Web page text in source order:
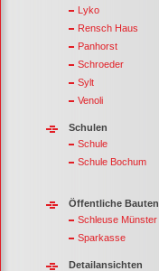
Lyko
Rensch Haus
Panhorst
Schroeder
Sylt
Venoli
Schulen
Schule
Schule Bochum
Öffentliche Bauten
Schleuse Münster
Sparkasse
Detailansichten